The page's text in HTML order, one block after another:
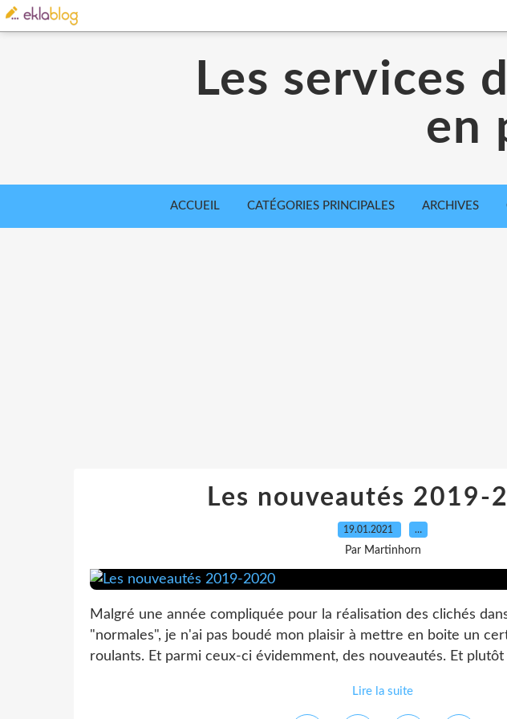
Les services
en
ACCUEIL CATÉGORIES PRINCIPALES ARCHIVES
Les nouveautés 2019-
19.01.2021 …
Par Martinhorn
Malgré une année compliquée pour la réalisation des clichés
"normales", je n'ai pas boudé mon plaisir à mettre en boite un
roulants. Et parmi ceux-ci évidemment, des nouveautés. Et
Lire la suite